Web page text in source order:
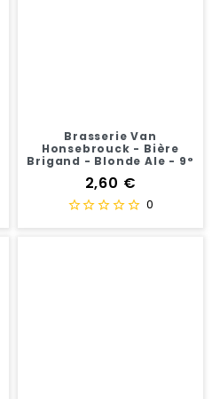
Brasserie Van
Honsebrouck - Bière
Brigand - Blonde Ale - 9°
Prix
2,60 €
0